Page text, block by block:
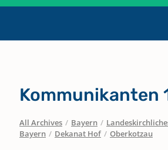
Kommunikanten
All Archives / Bayern /
Bayern / Dekanat Hof / Oberkotzau